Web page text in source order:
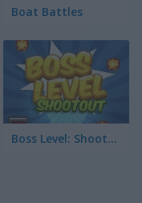
Boat Battles
Boss Level: Shootout